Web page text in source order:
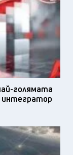
голямата
интегратор